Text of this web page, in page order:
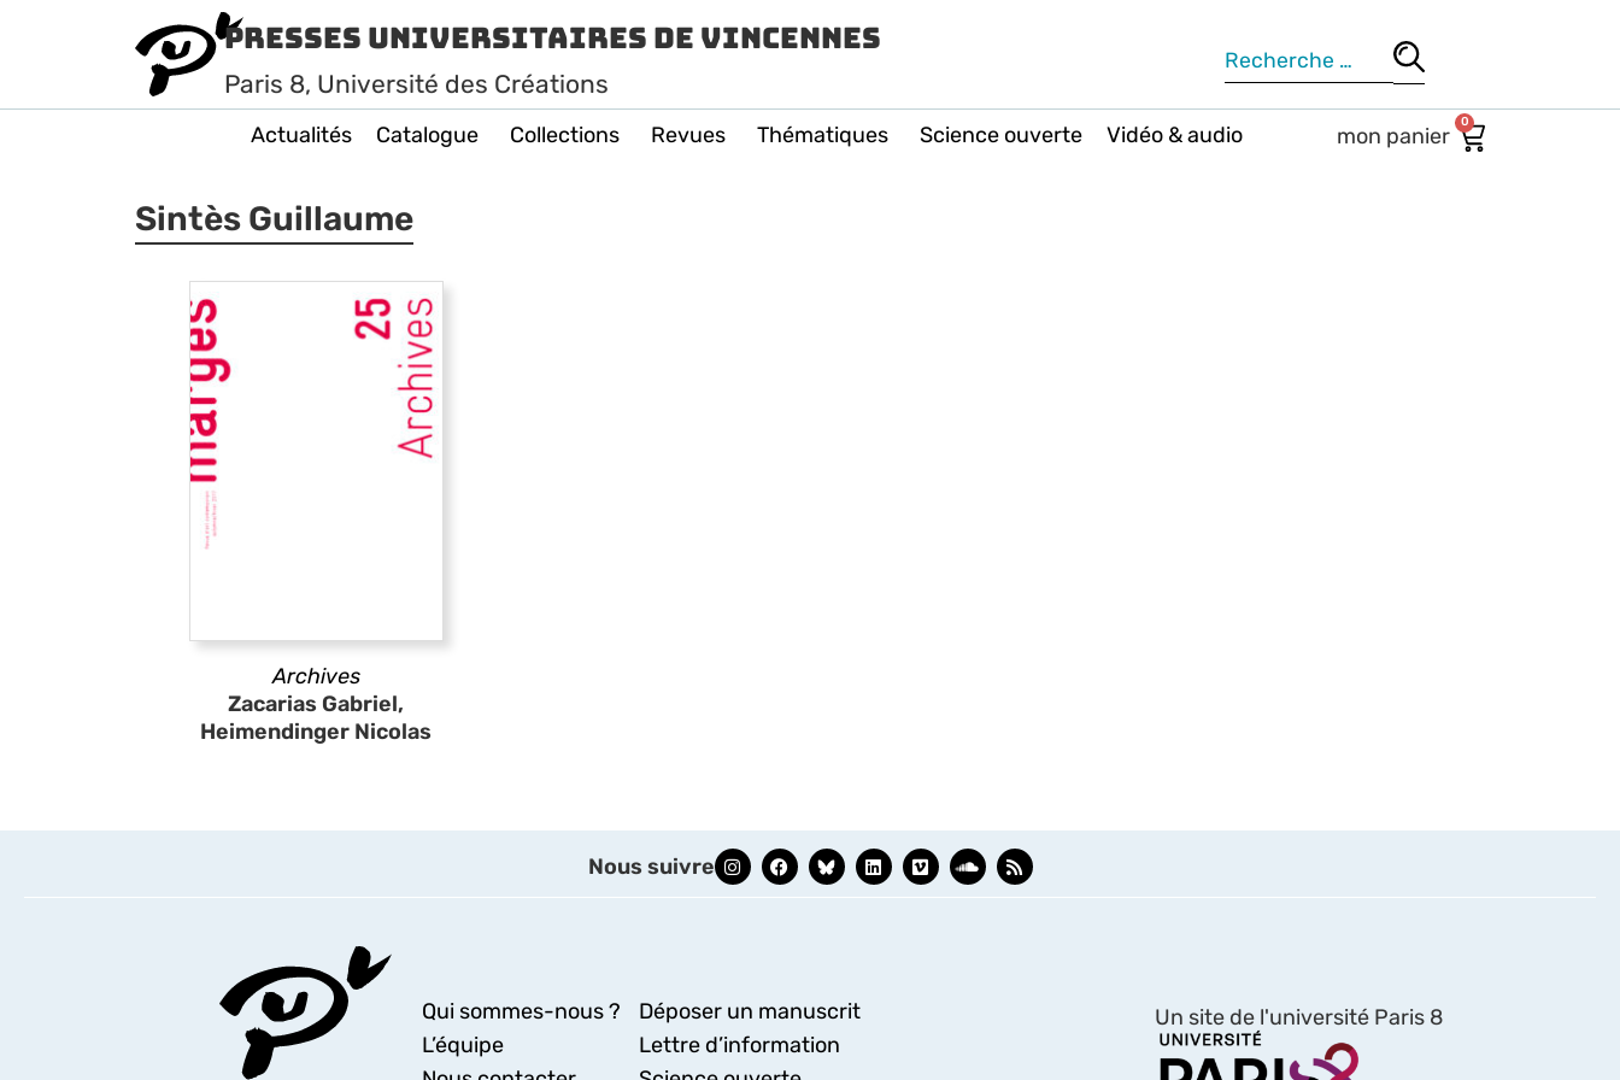
Presses Universitaires de Vincennes
Paris 8, Université des Créations
Actualités Catalogue Collections Revues Thématiques Science ouverte Vidéo & audio 0
Sintès Guillaume
Archives
Zacarias Gabriel,
Heimendinger Nicolas
Nous suivre
Qui sommes-nous ?
L’équipe
Déposer un manuscrit
Lettre d’information
Un site de l'université Paris 8